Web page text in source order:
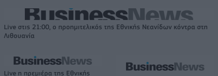
Live στις 21:00, ο προημιτελικός της Εθνικής Νεανίδων κόντρα στη
Λιθουανία
Live η πρεμιέρα της Εθνικής